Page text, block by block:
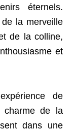
éternels.
la merveille
de la colline,
et
de
charme de la
dans une